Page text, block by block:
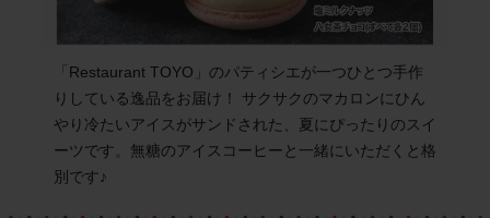
「Restaurant TOYO」のパティシエが一つひとつ手作
りしている逸品をお届け！ サクサクのマカロンにひん
やり冷たいアイスがサンドされた、夏にぴったりのスイ
ーツです。無糖のアイスコーヒーと一緒にいただくと格
別です♪